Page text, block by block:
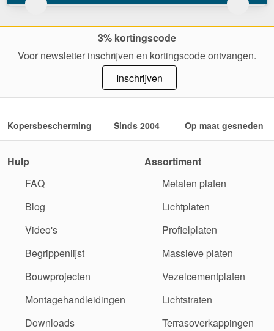
3% kortingscode
Voor newsletter inschrijven en kortingscode ontvangen.
Inschrijven
Kopersbescherming Sinds 2004 Op maat gesneden
Hulp
FAQ
Blog
Video's
Begrippenlijst
Bouwprojecten
Montagehandleidingen
Downloads
Assortiment
Metalen platen
Lichtplaten
Profielplaten
Massieve platen
Vezelcementplaten
Lichtstraten
Terrasoverkappingen